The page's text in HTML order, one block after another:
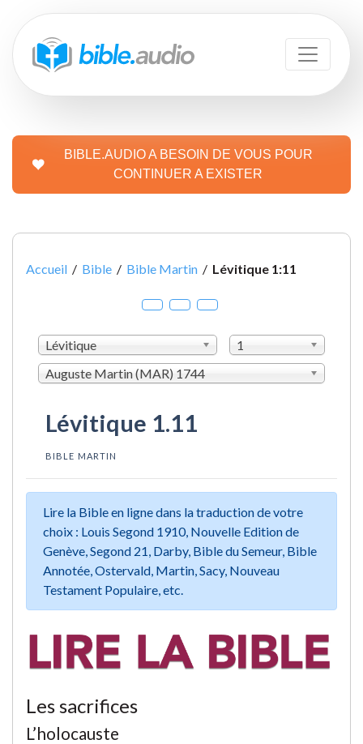
BIBLE.AUDIO A BESOIN DE VOUS POUR
CONTINUER A EXISTER
Accueil / Bible / Bible Martin / Lévitique 1:11
Lévitique
1
Auguste Martin (MAR) 1744
Lévitique 1.11
BIBLE MARTIN
Lire la Bible en ligne dans la traduction de votre
choix : Louis Segond 1910, Nouvelle Edition de
Genève, Segond 21, Darby, Bible du Semeur, Bible
Annotée, Ostervald, Martin, Sacy, Nouveau
Testament Populaire, etc.
Les sacrifices
L’holocauste